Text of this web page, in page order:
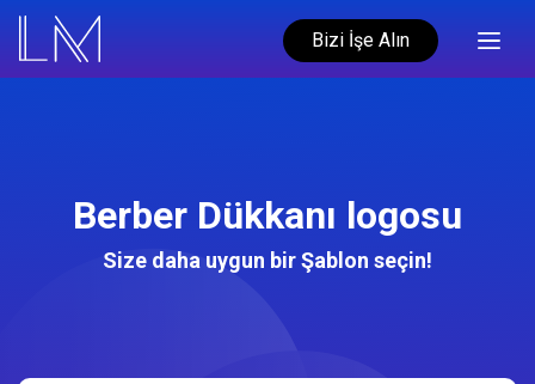
Bizi İşe Alın
Berber Dükkanı logosu
Size daha uygun bir Şablon seçin!